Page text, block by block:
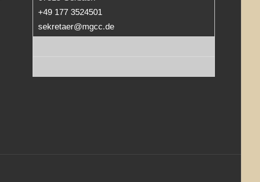
+49 177 3524501
sekretaer@mgcc.de